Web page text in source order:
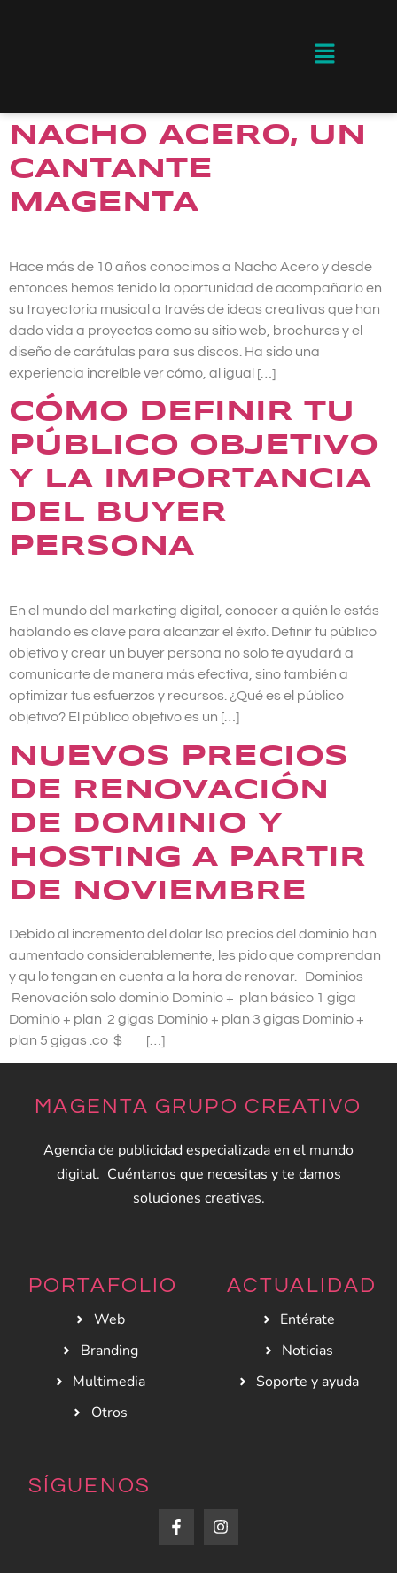
NACHO ACERO, UN
CANTANTE
MAGENTA
Hace más de 10 años conocimos a Nacho Acero y desde
entonces hemos tenido la oportunidad de acompañarlo en
su trayectoria musical a través de ideas creativas que han
dado vida a proyectos como su sitio web, brochures y el
diseño de carátulas para sus discos. Ha sido una
experiencia increíble ver cómo, al igual […]
CÓMO DEFINIR TU
PÚBLICO OBJETIVO
Y LA IMPORTANCIA
DEL BUYER
PERSONA
En el mundo del marketing digital, conocer a quién le estás
hablando es clave para alcanzar el éxito. Definir tu público
objetivo y crear un buyer persona no solo te ayudará a
comunicarte de manera más efectiva, sino también a
optimizar tus esfuerzos y recursos. ¿Qué es el público
objetivo? El público objetivo es un […]
NUEVOS PRECIOS
DE RENOVACIÓN
DE DOMINIO Y
HOSTING A PARTIR
DE NOVIEMBRE
Debido al incremento del dolar lso precios del dominio han
aumentado considerablemente, les pido que comprendan
y qu lo tengan en cuenta a la hora de renovar. Dominios
Renovación solo dominio Dominio + plan básico 1 giga
Dominio + plan 2 gigas Dominio + plan 3 gigas Dominio +
plan 5 gigas .co $ […]
MAGENTA GRUPO CREATIVO
Agencia de publicidad especializada en el mundo
digital. Cuéntanos que necesitas y te damos
soluciones creativas.
PORTAFOLIO
Web
Branding
Multimedia
Otros
ACTUALIDAD
Entérate
Noticias
Soporte y ayuda
SÍGUENOS